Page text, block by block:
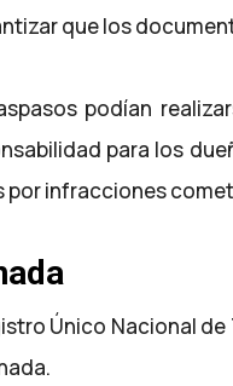
que los
podían
para los
por infracciones
Único Nacional